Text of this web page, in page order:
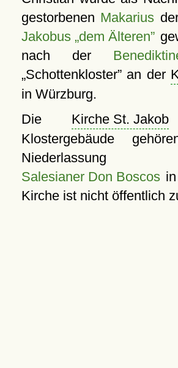
gestorbenen Makarius
Jakobus „dem Älteren”
nach der
Schottenkloster an der
in Würzburg.
Die Kirche St. Jakob
Klostergebäude
Salesianer Don Boscosin
Kirche ist nicht öffentlich